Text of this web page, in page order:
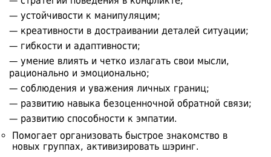
— устойчивости к манипуляцим;
— креативности в достраивании деталей ситуации;
— гибкости и адаптивности;
— умение влиять и четко излагать свои мысли,
рационально и эмоционально;
— соблюдения и уважения личных границ;
— развитию навыка безоценночной обратной связи;
— развитию способности к эмпатии.
Помогает организовать быстрое знакомство в
новых группах, активизировать шэринг.